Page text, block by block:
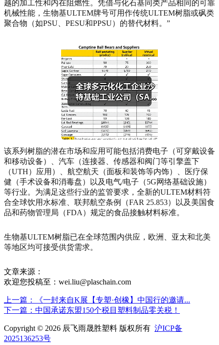
越的加工性和内在阻燃性。凭借与化石基同类产品相同的可靠
机械性能，生物基ULTEM牌号可用作传统ULTEM树脂或砜类
聚合物（如PSU、PESU和PPSU）的替代材料。”
该系列树脂的潜在市场和应用可能包括消费电子（可穿戴设备
和移动设备）、汽车（连接器、传感器和阀门等引擎盖下
（UTH）应用）、航空航天（面板和装饰等内饰）、医疗保
健（手术设备和消毒盘）以及电气/电子（5G网络基础设施）
等行业。为满足这些行业的监管要求，全新的ULTEM材料符
合全球饮用水标准、联邦航空条例（FAR 25.853）以及美国食
品和药物管理局（FDA）规定的食品接触材料标准。
生物基ULTEM树脂已在全球范围内供应，欧洲、亚太和北美
等地区均可接受供货需求。
文章来源：
欢迎您投稿至：wei.liu@plaschain.com
上一篇：《一封来自K展【专塑·创橡】中国行的邀请...
下一篇：中国承诺东盟150个税目塑料制品零关税！
Copyright © 2026 辰飞雨晟胜塑料 版权所有 沪ICP备
2025136253号